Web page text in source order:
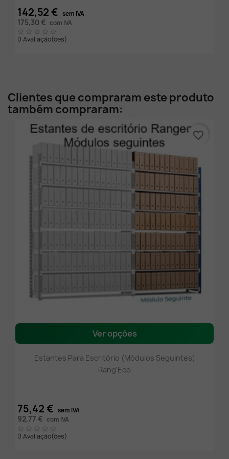
142,52 € sem IVA
175,30 € com IVA
0 Avaliação(ões)
Clientes que compraram este produto
também compraram:
Ver opções
Estantes Para Escritório (módulos Seguintes)
Rang'Eco
75,42 € sem IVA
92,77 € com IVA
0 Avaliação(ões)
favorite_border